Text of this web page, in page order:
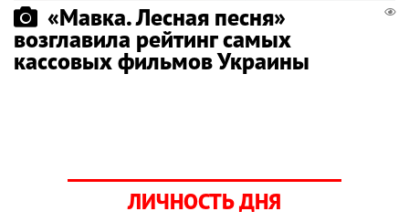
«Мавка. Лесная песня»
возглавила рейтинг самых
кассовых фильмов Украины
ЛИЧНОСТЬ ДНЯ